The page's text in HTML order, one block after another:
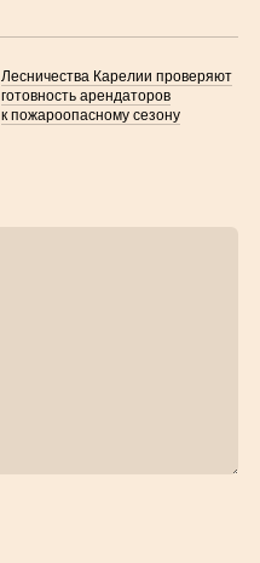
Лесничества Карелии проверяют
готовность арендаторов
к пожароопасному сезону